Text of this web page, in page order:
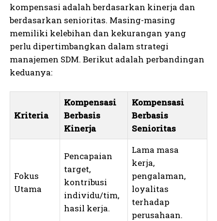
kompensasi adalah berdasarkan kinerja dan
berdasarkan senioritas. Masing-masing
memiliki kelebihan dan kekurangan yang
perlu dipertimbangkan dalam strategi
manajemen SDM. Berikut adalah perbandingan
keduanya:
Kriteria
Kompensasi
Berbasis
Kinerja
Kompensasi
Berbasis
Senioritas
Fokus
Utama
Pencapaian
target,
kontribusi
individu/tim,
hasil kerja.
Lama masa
kerja,
pengalaman,
loyalitas
terhadap
perusahaan.